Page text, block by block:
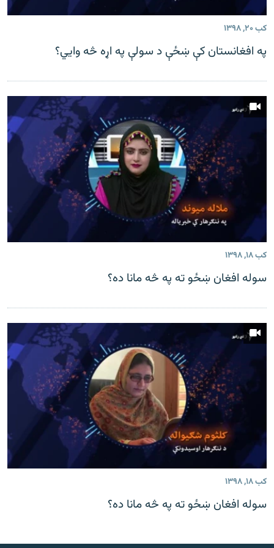
اړیکه
دري پاڼه
راسره ملګري شئ
د ازادې اروپا/ ازادي راډيو ټولې پاڼې
کب ۲۰, ۱۳۹۸
په افغانستان کې ښځې د سولې په اړه څه وایي؟
کب ۱۸, ۱۳۹۸
سوله افغان ښځو ته په څه مانا ده؟
کب ۱۸, ۱۳۹۸
سوله افغان ښځو ته په څه مانا ده؟